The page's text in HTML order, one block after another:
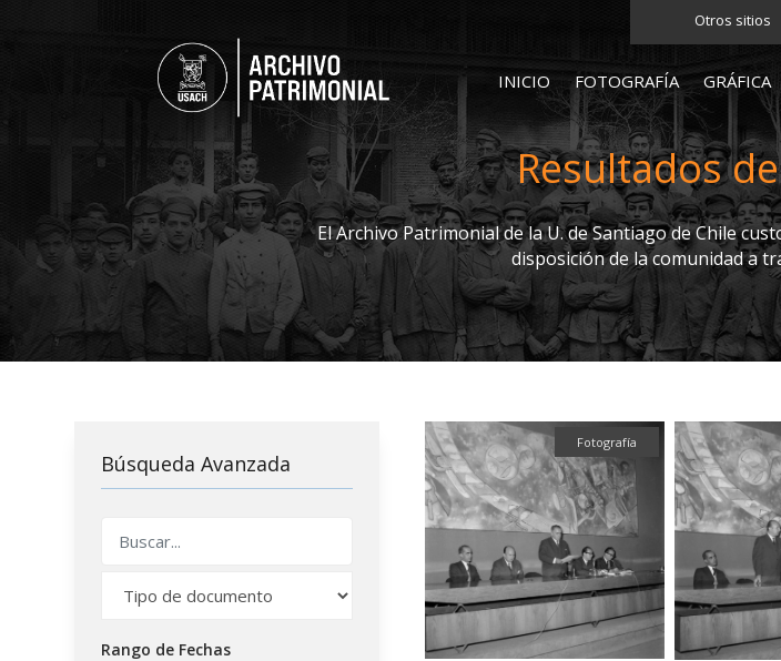
Otros sitios
INICIO FOTOGRAFÍA GRÁFICA
Resultados
El Archivo Patrimonial de la U. de Santiago de Chile
disposición de la comunidad a
Búsqueda Avanzada
Rango de Fechas
Fotografía